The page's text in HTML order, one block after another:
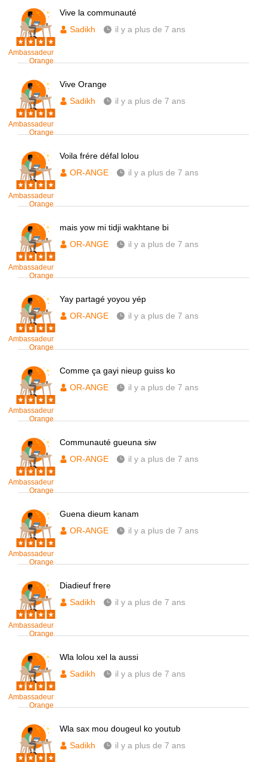
Ambassadeur
Orange
Vive la communauté
Sadikh
il y a plus de 7 ans
Ambassadeur
Orange
Vive Orange
Sadikh
il y a plus de 7 ans
Ambassadeur
Orange
Voila frére défal lolou
OR-ANGE
il y a plus de 7 ans
Ambassadeur
Orange
mais yow mi tidji wakhtane bi
OR-ANGE
il y a plus de 7 ans
Ambassadeur
Orange
Yay partagé yoyou yép
OR-ANGE
il y a plus de 7 ans
Ambassadeur
Orange
Comme ça gayi nieup guiss ko
OR-ANGE
il y a plus de 7 ans
Ambassadeur
Orange
Communauté gueuna siw
OR-ANGE
il y a plus de 7 ans
Ambassadeur
Orange
Guena dieum kanam
OR-ANGE
il y a plus de 7 ans
Ambassadeur
Orange
Diadieuf frere
Sadikh
il y a plus de 7 ans
Ambassadeur
Orange
Wla lolou xel la aussi
Sadikh
il y a plus de 7 ans
Wla sax mou dougeul ko youtub
Sadikh
il y a plus de 7 ans